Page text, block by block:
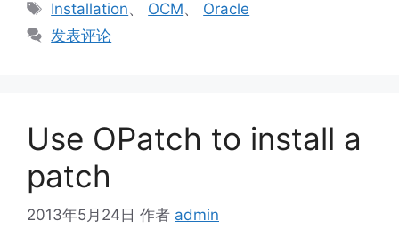
标
签
Installation、 OCM、 Oracle
发表评论
Use OPatch to install a
patch
2013年5月24日 作者 admin